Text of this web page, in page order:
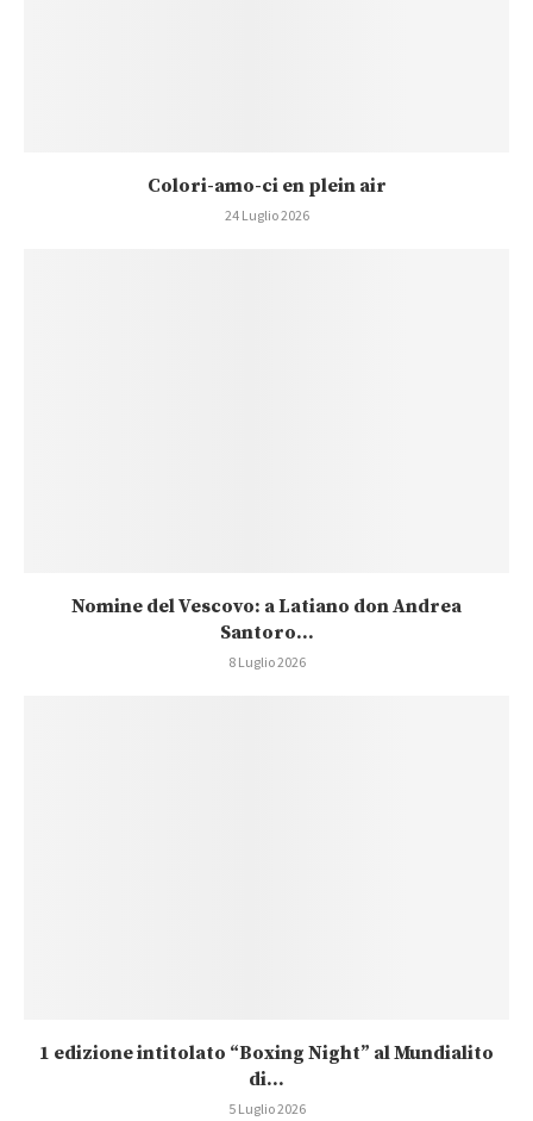
Colori-amo-ci en plein air
24 Luglio 2026
Nomine del Vescovo: a Latiano don Andrea
Santoro...
8 Luglio 2026
1 edizione intitolato “Boxing Night” al Mundialito
di...
5 Luglio 2026